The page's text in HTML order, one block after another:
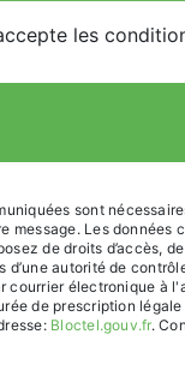
les
sont
message. Les
de droits d’accès,
d’une autorité de
courrier électronique à
de prescription
Bloctel.gouv.fr.